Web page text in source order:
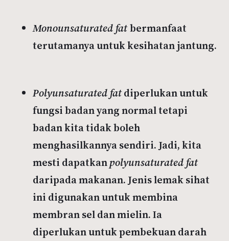
Monounsaturated fatbermanfaat
terutamanya untuk kesihatan jantung.
Polyunsaturated fatdiperlukan untuk
fungsi badan yang normal tetapi
badan kita tidak boleh
menghasilkannya sendiri. Jadi, kita
mesti dapatkanpolyunsaturated fat
daripada makanan. Jenis lemak sihat
ini digunakan untuk membina
membran sel dan mielin. Ia
diperlukan untuk pembekuan darah